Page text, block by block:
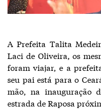
A Prefeita Talita
Laci de Oliveira, os
foram viajar, e a
seu pai está para o
mão, na inauguração
estrada de Raposa